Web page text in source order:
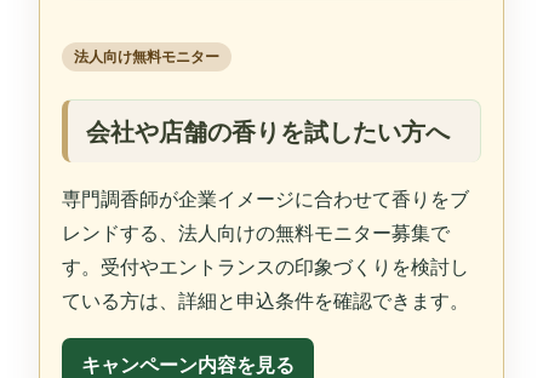
法人向け無料モニター
会社や店舗の香りを試したい方へ
専門調香師が企業イメージに合わせて香りをブ
レンドする、法人向けの無料モニター募集で
す。受付やエントランスの印象づくりを検討し
ている方は、詳細と申込条件を確認できます。
キャンペーン内容を見る